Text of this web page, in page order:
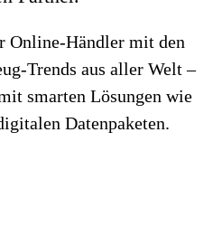
Online-Händler mit den
Trends aus aller Welt –
smarten Lösungen wie
Datenpaketen.